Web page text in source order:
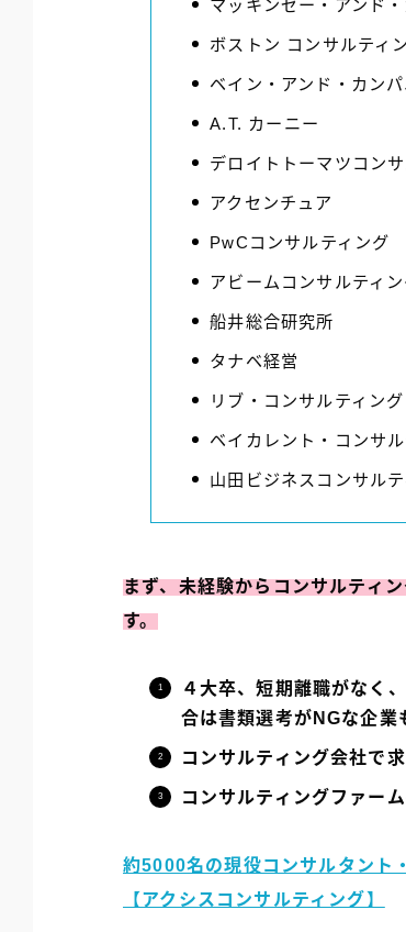
マッキンゼー・アンド
ボストン コンサルティ
ベイン・アンド・カン
A.T. カーニー
デロイトトーマツコン
アクセンチュア
PwCコンサルティング
アビームコンサルティン
船井総合研究所
タナベ経営
リブ・コンサルティング
ベイカレント・コンサ
山田ビジネスコンサル
まず、未経験からコンサルティ
す。
４大卒、短期離職がなく
合は書類選考がNGな企
コンサルティング会社で
コンサルティングファー
約5000名の現役コンサルタント
【アクシスコンサルティング】